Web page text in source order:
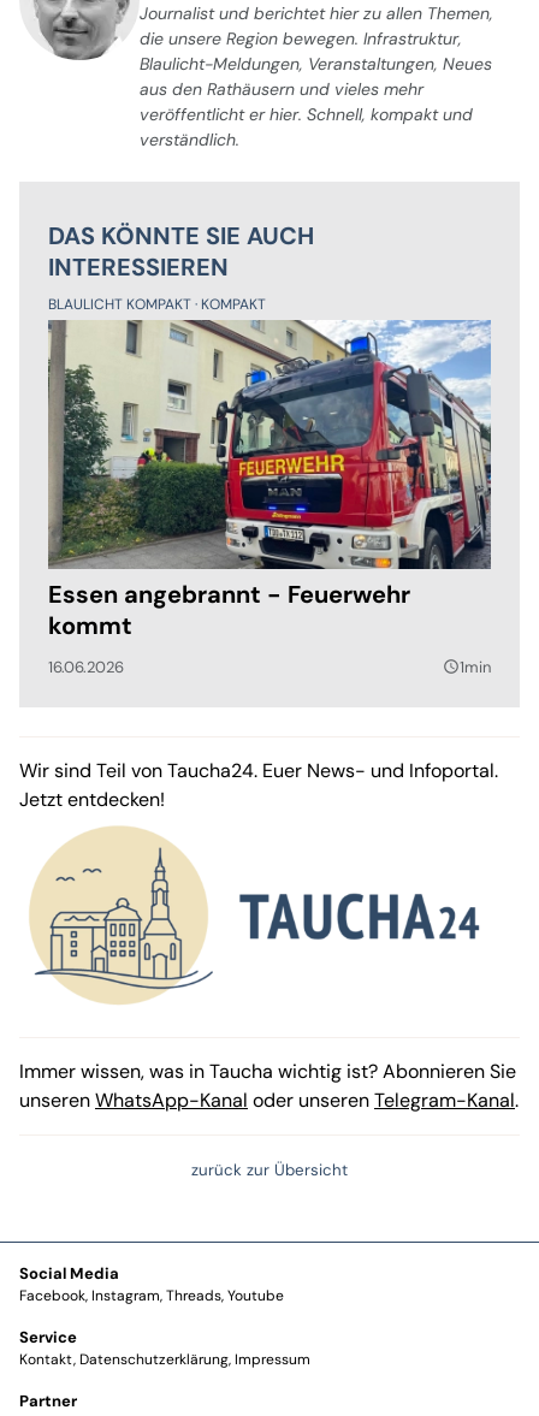
Journalist und berichtet hier zu allen Themen,
die unsere Region bewegen. Infrastruktur,
Blaulicht-Meldungen, Veranstaltungen, Neues
aus den Rathäusern und vieles mehr
veröffentlicht er hier. Schnell, kompakt und
verständlich.
DAS KÖNNTE SIE AUCH
INTERESSIEREN
BLAULICHT KOMPAKT KOMPAKT
Essen angebrannt - Feuerwehr
kommt
16.06.2026 query_builder1min
Wir sind Teil von Taucha24. Euer News- und Infoportal.
Jetzt entdecken!
Immer wissen, was in Taucha wichtig ist? Abonnieren Sie
unserenWhatsApp-Kanal oder unserenTelegram-Kanal.
zurück zur Übersicht
Social Media
Facebook Instagram Threads Youtube
Service
Kontakt Datenschutzerklärung Impressum
Partner